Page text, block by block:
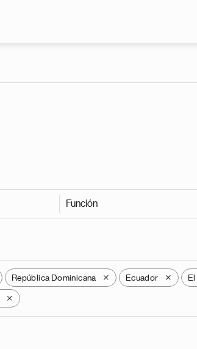
Función
República Dominicana X Ecuador X
X